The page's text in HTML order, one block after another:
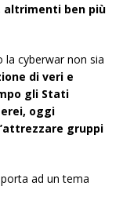
altrimenti ben più
cyberwar non sia
di veri e
gli Stati
oggi
gruppi
ad un tema